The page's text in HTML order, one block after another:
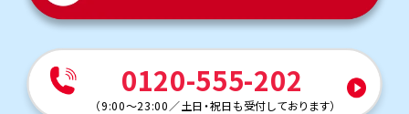
0120-555-202
（9:00～23:00 ／土日・祝日も受付しております）